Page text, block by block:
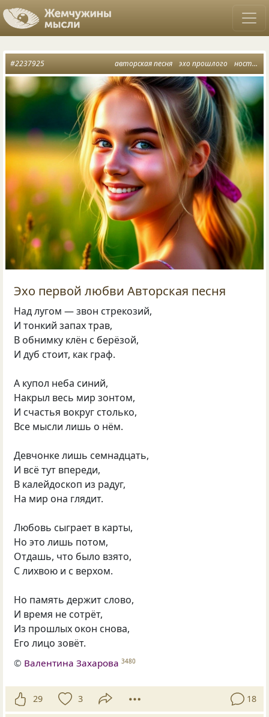
авторская песня эхо прошлого ностальгия по чувствам
#2237925
Эхо первой любви Авторская песня
Над лугом — звон стрекозий,
И тонкий запах трав,
В обнимку клён с берёзой,
И дуб стоит, как граф.
А купол неба синий,
Накрыл весь мир зонтом,
И счастья вокруг столько,
Все мысли лишь о нём.
Девчонке лишь семнадцать,
И всё тут впереди,
В калейдоскоп из радуг,
На мир она глядит.
Любовь сыграет в карты,
Но это лишь потом,
Отдашь, что было взято,
С лихвою и с верхом.
Но память держит слово,
И время не сотрёт,
Из прошлых окон снова,
Его лицо зовёт.
© Валентина Захарова 3480
29 3 18